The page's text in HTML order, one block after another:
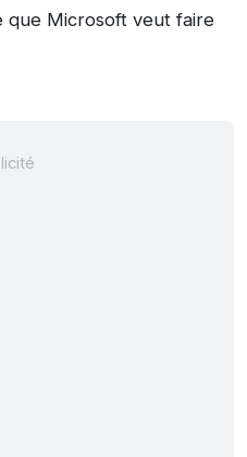
que Microsoft veut faire